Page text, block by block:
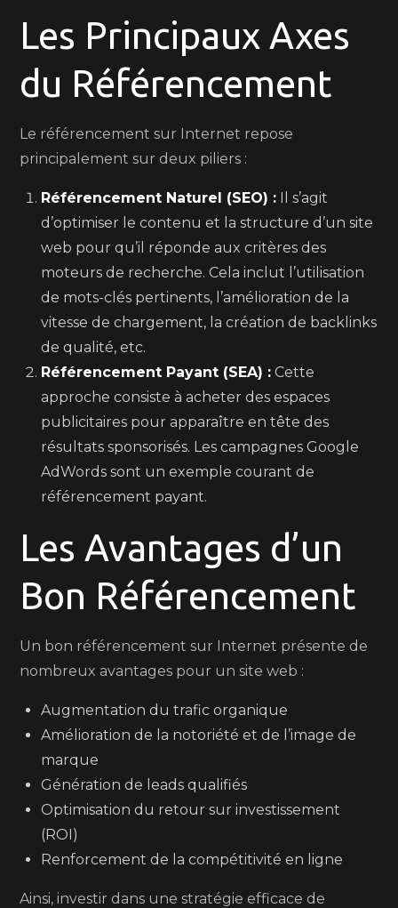
Les Principaux Axes
du Référencement
Le référencement sur Internet repose
principalement sur deux piliers :
Référencement Naturel (SEO) : Il s’agit
d’optimiser le contenu et la structure d’un site
web pour qu’il réponde aux critères des
moteurs de recherche. Cela inclut l’utilisation
de mots-clés pertinents, l’amélioration de la
vitesse de chargement, la création de backlinks
de qualité, etc.
Référencement Payant (SEA) : Cette
approche consiste à acheter des espaces
publicitaires pour apparaître en tête des
résultats sponsorisés. Les campagnes Google
AdWords sont un exemple courant de
référencement payant.
Les Avantages d’un
Bon Référencement
Un bon référencement sur Internet présente de
nombreux avantages pour un site web :
Augmentation du trafic organique
Amélioration de la notoriété et de l’image de
marque
Génération de leads qualifiés
Optimisation du retour sur investissement
(ROI)
Renforcement de la compétitivité en ligne
Ainsi, investir dans une stratégie efficace de